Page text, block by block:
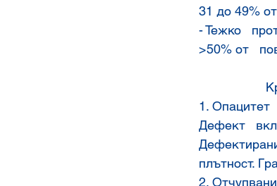
31 до 49%
- Тежко
>50% от
1. Опацитет
Дефект
плътност.
2.